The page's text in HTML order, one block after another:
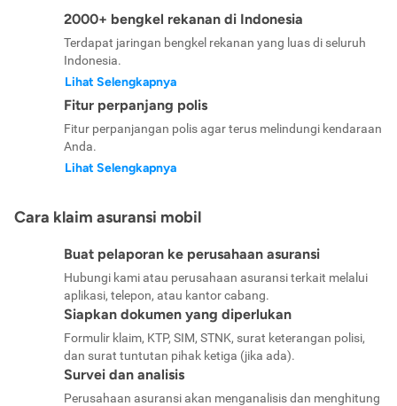
2000+ bengkel rekanan di Indonesia
Terdapat jaringan bengkel rekanan yang luas di seluruh
Indonesia.
Lihat Selengkapnya
Fitur perpanjang polis
Fitur perpanjangan polis agar terus melindungi kendaraan
Anda.
Lihat Selengkapnya
Cara klaim asuransi mobil
Buat pelaporan ke perusahaan asuransi
Hubungi kami atau perusahaan asuransi terkait melalui
aplikasi, telepon, atau kantor cabang.
Siapkan dokumen yang diperlukan
Formulir klaim, KTP, SIM, STNK, surat keterangan polisi,
dan surat tuntutan pihak ketiga (jika ada).
Survei dan analisis
Perusahaan asuransi akan menganalisis dan menghitung